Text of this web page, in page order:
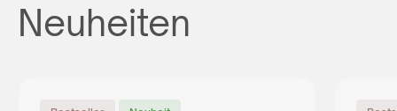
Neuheiten